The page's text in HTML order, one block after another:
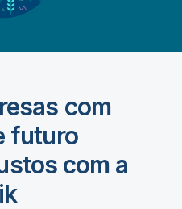
com
futuro
com a